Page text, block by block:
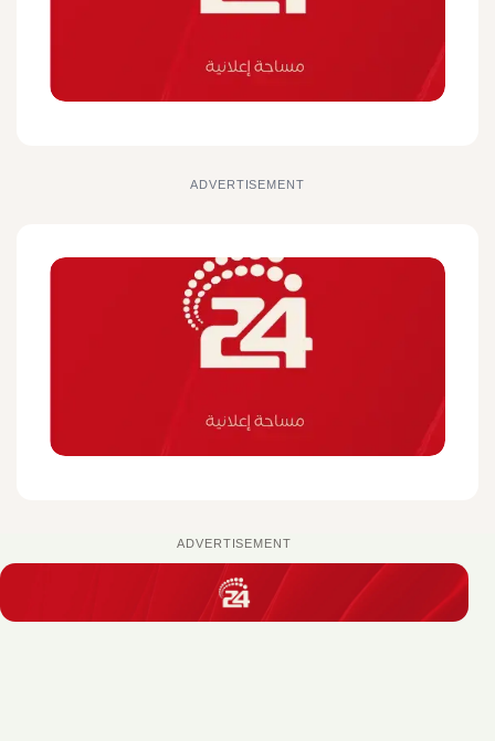
ADVERTISEMENT
ADVERTISEMENT